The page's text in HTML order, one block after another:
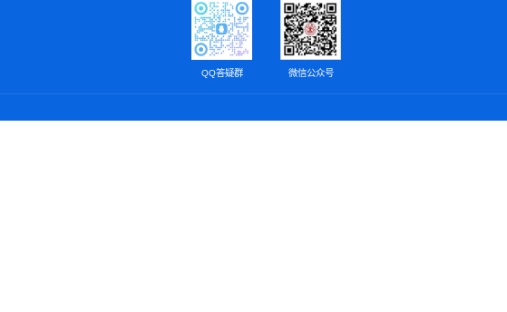
QQ答疑群 微信公众号